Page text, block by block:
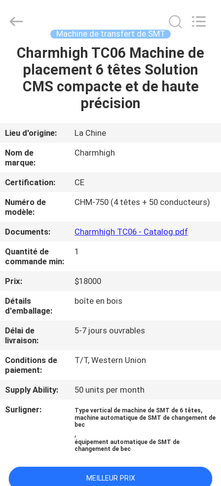
MAISON
PRODUITS
À
PROPOS
DE
NOUS
VISITE
DE
L'USINE
CONTRÔLE
QUALITÉ
CONTACTEZ-
NOUS
NOUVELLES
CHARMHIGH
TECHNOLOGY
Reserved.
Machine de transfert de SMT
Charmhigh TC06 Machine de
placement 6 têtes Solution
CMS compacte et de haute
précision
Lieu d'origine:
La Chine
Nom de
marque:
Charmhigh
Certification:
CE
Numéro de
modèle:
CHM-750 (4 têtes + 50 conducteurs)
Documents:
Charmhigh TC06 - Catalog.pdf
Quantité de
commande min:
1
Prix:
$18000
Détails
d'emballage:
boîte en bois
Délai de
livraison:
5-7 jours ouvrables
Conditions de
paiement:
T/T, Western Union
Supply Ability:
50 units per month
Surligner:
Type vertical de machine de SMT de 6 têtes,
machine automatique de SMT de changement de
bec
,
équipement automatique de SMT de
changement de bec
MEILLEUR PRIX